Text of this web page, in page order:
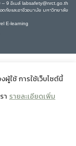
– 9 อีเมล์ labsafety@nrct.go.th
ภัยและอาชีวอนามัย มหาวิทยาลัย
E-learning
ใช้ การใช้เว็บไซต์นี้
า รายละเอียดเพิ่ม